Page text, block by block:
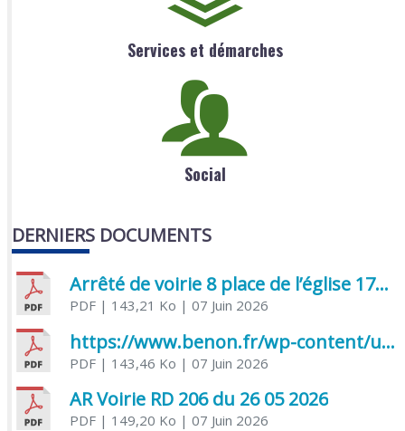
Services et démarches
Social
DERNIERS DOCUMENTS
Arrêté de voirie 8 place de l’église 17170 Benon
PDF| 143,21 Ko | 07 Juin 2026
https://www.benon.fr/wp-content/uploads/2026/06/AR-Voirie-Chemin-de-Lafond-du-26-05-2026.pdf
PDF| 143,46 Ko | 07 Juin 2026
AR Voirie RD 206 du 26 05 2026
PDF| 149,20 Ko | 07 Juin 2026